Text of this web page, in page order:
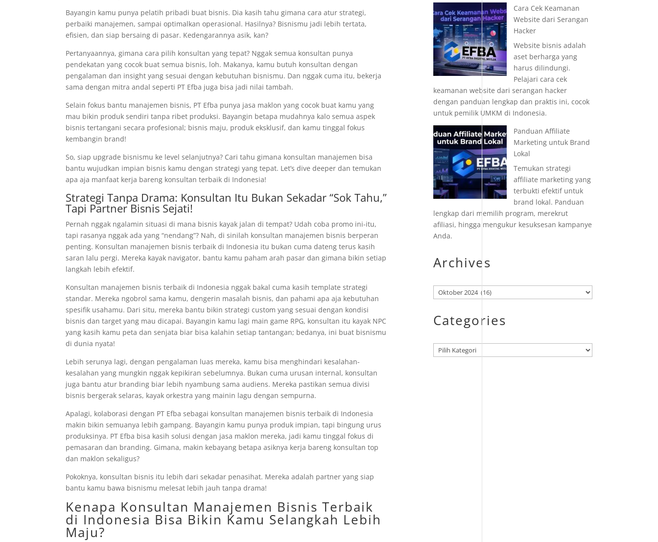
Bayangin kamu punya pelatih pribadi buat bisnis. Dia kasih tahu gimana cara atur strategi,
perbaiki manajemen, sampai optimalkan operasional. Hasilnya? Bisnismu jadi lebih tertata,
efisien, dan siap bersaing di pasar. Kedengarannya asik, kan?
Pertanyaannya, gimana cara pilih konsultan yang tepat? Nggak semua konsultan punya
pendekatan yang cocok buat semua bisnis, loh. Makanya, kamu butuh konsultan dengan
pengalaman dan insight yang sesuai dengan kebutuhan bisnismu. Dan nggak cuma itu, bekerja
sama dengan mitra andal seperti PT Efba juga bisa jadi nilai tambah.
Selain fokus bantu manajemen bisnis, PT Efba punya jasa maklon yang cocok buat kamu yang
mau bikin produk sendiri tanpa ribet produksi. Bayangin betapa mudahnya kalo semua aspek
bisnis tertangani secara profesional; bisnis maju, produk eksklusif, dan kamu tinggal fokus
kembangin brand!
So, siap upgrade bisnismu ke level selanjutnya? Cari tahu gimana konsultan manajemen bisa
bantu wujudkan impian bisnis kamu dengan strategi yang tepat. Let’s dive deeper dan temukan
apa aja manfaat kerja bareng konsultan terbaik di Indonesia!
Strategi Tanpa Drama: Konsultan Itu Bukan Sekadar “Sok Tahu,”
Tapi Partner Bisnis Sejati!
Pernah nggak ngalamin situasi di mana bisnis kayak jalan di tempat? Udah coba promo ini-itu,
tapi rasanya nggak ada yang “nendang”? Nah, di sinilah konsultan manajemen bisnis berperan
penting. Konsultan manajemen bisnis terbaik di Indonesia itu bukan cuma dateng terus kasih
saran lalu pergi. Mereka kayak navigator, bantu kamu paham arah pasar dan gimana bikin setiap
langkah lebih efektif.
Konsultan manajemen bisnis terbaik di Indonesia nggak bakal cuma kasih template strategi
standar. Mereka ngobrol sama kamu, dengerin masalah bisnis, dan pahami apa aja kebutuhan
spesifik usahamu. Dari situ, mereka bantu bikin strategi custom yang sesuai dengan kondisi
bisnis dan target yang mau dicapai. Bayangin kamu lagi main game RPG, konsultan itu kayak NPC
yang kasih kamu peta dan senjata biar bisa kalahin setiap tantangan; bedanya, ini buat bisnismu
di dunia nyata!
Lebih serunya lagi, dengan pengalaman luas mereka, kamu bisa menghindari kesalahan-
kesalahan yang mungkin nggak kepikiran sebelumnya. Bukan cuma urusan internal, konsultan
juga bantu atur branding biar lebih nyambung sama audiens. Mereka pastikan semua divisi
bisnis bergerak selaras, kayak orkestra yang mainin lagu dengan sempurna.
Apalagi, kolaborasi dengan PT Efba sebagai konsultan manajemen bisnis terbaik di Indonesia
makin bikin semuanya lebih gampang. Bayangin kamu punya produk impian, tapi bingung urus
produksinya. PT Efba bisa kasih solusi dengan jasa maklon mereka, jadi kamu tinggal fokus di
pemasaran dan branding. Gimana, makin kebayang betapa asiknya kerja bareng konsultan top
dan maklon sekaligus?
Pokoknya, konsultan bisnis itu lebih dari sekadar penasihat. Mereka adalah partner yang siap
bantu kamu bawa bisnismu melesat lebih jauh tanpa drama!
Kenapa Konsultan Manajemen Bisnis Terbaik
di Indonesia Bisa Bikin Kamu Selangkah Lebih
Maju?
Cara Cek Keamanan
Website dari Serangan
Hacker
Website bisnis adalah
aset berharga yang
harus dilindungi.
Pelajari cara cek
keamanan website dari serangan hacker
dengan panduan lengkap dan praktis ini, cocok
untuk pemilik UMKM di Indonesia.
Panduan Affiliate
Marketing untuk Brand
Lokal
Temukan strategi
affiliate marketing yang
terbukti efektif untuk
brand lokal. Panduan
lengkap dari memilih program, merekrut
afiliasi, hingga mengukur kesuksesan kampanye
Anda.
Archives
Arsip
Categories
Kategori